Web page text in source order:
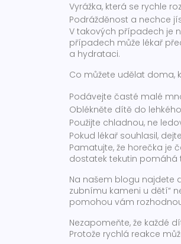
Vyrážka, která se rychle
Podrážděnost a nechce
V takových případech je
případech může lékař
a hydrataci.
Co můžete udělat doma,
Podávejte časté malé
Oblékněte dítě do
Použijte chladnou, ne
Pokud lékař souhlasil,
Pamatujte, že horečka je
dostatek tekutin
Na našem blogu najdete
zubnímu kameni u dětí“
pomohou vám
Nezapomeňte, že každé
Protože rychlá reakce